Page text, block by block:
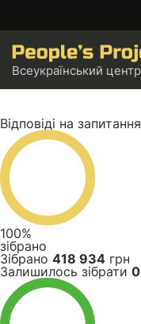
Всеукраїнський
Відповіді на запитання
100%
зібрано
Зібрано 418 934 грн
Залишилось зібрати 0